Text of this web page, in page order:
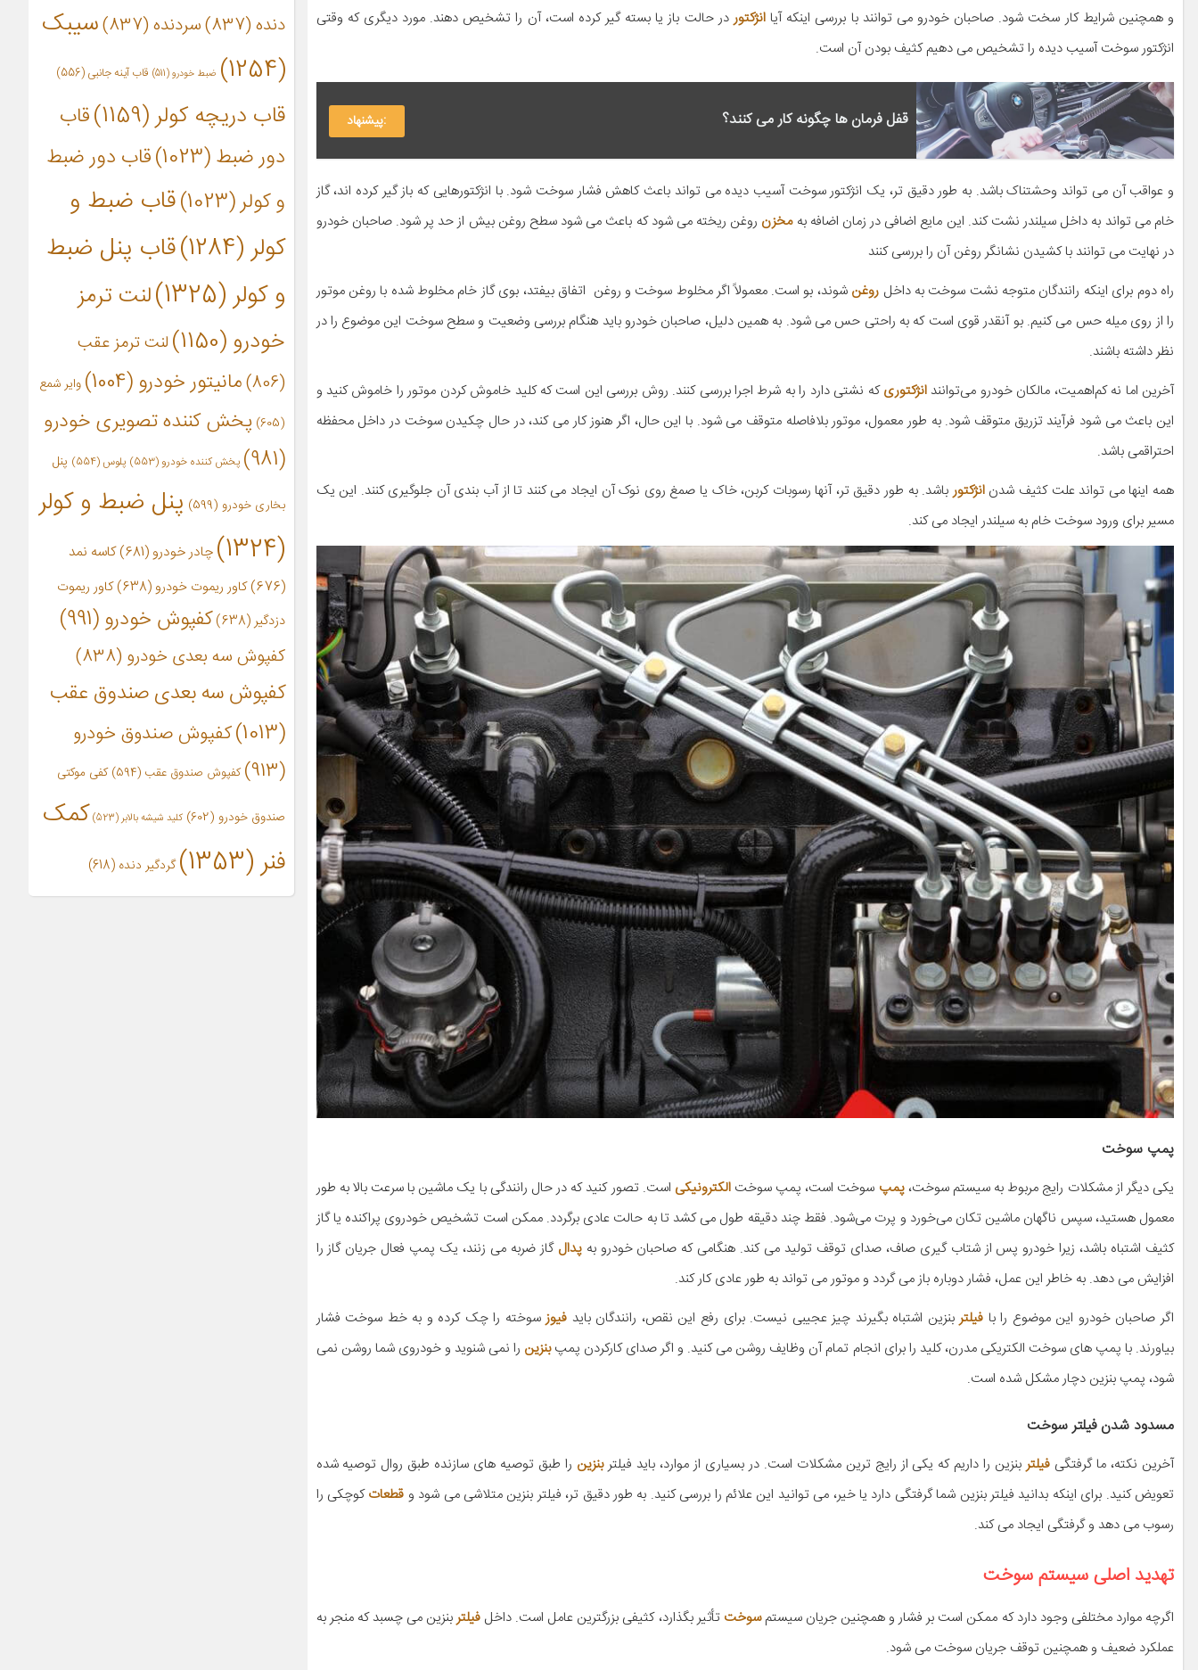
و همچنین شرایط کار سخت شود. صاحبان خودرو می توانند با بررسی اینکه آیاانژکتوردر حالت باز یا بسته گیر کرده است، آن را تشخیص دهند. مورد دیگری که وقتی
انژکتور سوخت آسیب دیده را تشخیص می دهیم کثیف بودن آن است.
قفل فرمان ها چگونه کار می کنند؟ :پیشنهاد
و عواقب آن می تواند وحشتناک باشد. به طور دقیق تر، یک انژکتور سوخت آسیب دیده می تواند باعث کاهش فشار سوخت شود. با انژکتورهایی که باز گیر کرده اند، گاز
خام می تواند به داخل سیلندر نشت کند. این مایع اضافی در زمان اضافه بهمخزن روغن ریخته می شود که باعث می شود سطح روغن بیش از حد پر شود. صاحبان خودرو
در نهایت می توانند با کشیدن نشانگر روغن آن را بررسی کنند
راه دوم برای اینکه رانندگان متوجه نشت سوخت به داخل روغن شوند، بو است. معمولاً اگر مخلوط سوخت و روغن اتفاق بیفتد، بوی گاز خام مخلوط شده با روغن موتور
را از روی میله حس می کنیم. بو آنقدر قوی است که به راحتی حس می شود. به همین دلیل، صاحبان خودرو باید هنگام بررسی وضعیت و سطح سوخت این موضوع را در
نظر داشته باشند.
آخرین اما نه کم‌اهمیت، مالکان خودرو می‌توانندانژکتوریکه نشتی دارد را به شرط اجرا بررسی کنند. روش بررسی این است که کلید خاموش کردن موتور را خاموش کنید و
این باعث می شود فرآیند تزریق متوقف شود. به طور معمول، موتور بلافاصله متوقف می شود. با این حال، اگر هنوز کار می کند، در حال چکیدن سوخت در داخل محفظه
احتراقمی باشد.
همه اینها می تواند علت کثیف شدنانژکتورباشد. به طور دقیق تر، آنها رسوبات کربن، خاک یا صمغ روی نوک آن ایجاد می کنند تا از آب بندی آن جلوگیری کنند. این یک
مسیر برای ورود سوخت خام به سیلندر ایجاد می کند.
پمپ سوخت
یکی دیگر از مشکلات رایج مربوط به سیستم سوخت،پمپ سوخت است، پمپ سوختالکترونیکی است. تصور کنید که در حال رانندگی با یک ماشین با سرعت بالا به طور
معمول هستید، سپس ناگهان ماشین تکان می‌خورد و پرت می‌شود. فقط چند دقیقه طول می کشد تا به حالت عادی برگردد. ممکن است تشخیص خودروی پراکنده یا گاز
کثیف اشتباه باشد، زیرا خودرو پس از شتاب گیری صاف، صدای توقف تولید می کند. هنگامی که صاحبان خودرو بهپدال گاز ضربه می زنند، یک پمپ فعال جریان گاز را
افزایش می دهد. به خاطر این عمل، فشار دوباره باز می گردد و موتور می تواند به طور عادی کار کند.
اگر صاحبان خودرو این موضوع را با فیلتربنزین اشتباه بگیرند چیز عجیبی نیست. برای رفع این نقص، رانندگان باید فیوزسوخته را چک کرده و به خط سوخت فشار
بیاورند. با پمپ های سوخت الکتریکی مدرن، کلید را برای انجام تمام آن وظایف روشن می کنید. و اگر صدای کارکردن پمپبنزین را نمی شنوید و خودروی شما روشن نمی
شود، پمپ بنزین دچار مشکل شده است.
مسدود شدن فیلتر سوخت
آخرین نکته، ما گرفتگی فیلتربنزین را داریم که یکی از رایج ترین مشکلات است. در بسیاری از موارد، باید فیلتربنزین را طبق توصیه های سازنده طبق روال توصیه شده
تعویض کنید. برای اینکه بدانید فیلتر بنزین شما گرفتگی دارد یا خیر، می توانید این علائم را بررسی کنید. به طور دقیق تر، فیلتر بنزین متلاشی می شود و قطعاتکوچکی را
رسوب می دهد و گرفتگی ایجاد می کند.
تهدید اصلی سیستم سوخت
اگرچه موارد مختلفی وجود دارد که ممکن است بر فشار و همچنین جریان سیستمسوخت تأثیر بگذارد، کثیفی بزرگترین عامل است. داخل فیلتربنزین می چسبد که منجر به
عملکرد ضعیف و همچنین توقف جریان سوخت می شود.
دنده(837) سردنده(837)
سیبک
(1254)
ضبط خودرو(511) قاب آینه جانبی (556)
قاب دریچه کولر(1159)
قاب
دور ضبط(1023)
قاب دور ضبط
و کولر(1023)
قاب ضبط و
کولر(1284)
قاب پنل ضبط
و کولر(1325)
لنت ترمز
خودرو(1150)
لنت ترمز عقب
(806)
مانیتور خودرو(1004)
وایر شمع
(605)
پخش کننده تصویری خودرو
(981)
پخش کننده خودرو(553) پلوس(554) پنل
بخاری خودرو (599)
پنل ضبط و کولر
(1324)
چادر خودرو (681)
کاسه نمد
(676)
کاور ریموت خودرو(638)
کاور ریموت
دزدگیر(638) کفپوش خودرو(991)
کفپوش سه بعدی خودرو (838)
کفپوش سه بعدی صندوق عقب
(1013)
کفپوش صندوق خودرو
(913)
کفپوش صندوق عقب (594) کفی موکتی
صندوق خودرو (602) کلید شیشه بالابر(523)
کمک
فنر(1353) گردگیر دنده (618)